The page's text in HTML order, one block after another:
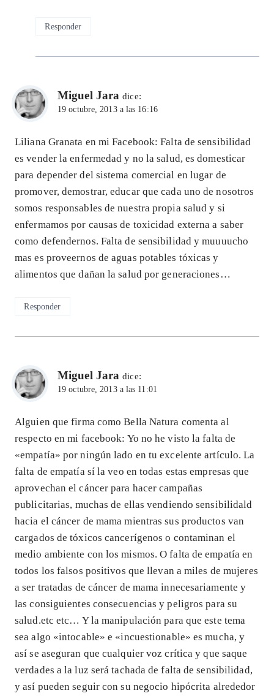
Responder
Miguel Jara dice:
19 octubre, 2013 a las 16:16
Liliana Granata en mi Facebook: Falta de sensibilidad
es vender la enfermedad y no la salud, es domesticar
para depender del sistema comercial en lugar de
promover, demostrar, educar que cada uno de nosotros
somos responsables de nuestra propia salud y si
enfermamos por causas de toxicidad externa a saber
como defendernos. Falta de sensibilidad y muuuucho
mas es proveernos de aguas potables tóxicas y
alimentos que dañan la salud por generaciones…
Responder
Miguel Jara dice:
19 octubre, 2013 a las 11:01
Alguien que firma como Bella Natura comenta al
respecto en mi facebook: Yo no he visto la falta de
«empatía» por ningún lado en tu excelente artículo. La
falta de empatía sí la veo en todas estas empresas que
aprovechan el cáncer para hacer campañas
publicitarias, muchas de ellas vendiendo sensibilidald
hacia el cáncer de mama mientras sus productos van
cargados de tóxicos cancerígenos o contaminan el
medio ambiente con los mismos. O falta de empatía en
todos los falsos positivos que llevan a miles de mujeres
a ser tratadas de cáncer de mama innecesariamente y
las consiguientes consecuencias y peligros para su
salud.etc etc… Y la manipulación para que este tema
sea algo «intocable» e «incuestionable» es mucha, y
así se aseguran que cualquier voz crítica y que saque
verdades a la luz será tachada de falta de sensibilidad,
y así pueden seguir con su negocio hipócrita alrededor